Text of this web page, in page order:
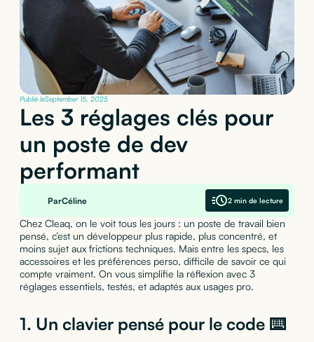
Publié leSeptember 15, 2025
Les 3 réglages clés pour
un poste de dev
performant
ParCéline 2 min de lecture
Chez Cleaq, on le voit tous les jours : un poste de travail bien
pensé, c’est un développeur plus rapide, plus concentré, et
moins sujet aux frictions techniques. Mais entre les specs, les
accessoires et les préférences perso, difficile de savoir ce qui
compte vraiment. On vous simplifie la réflexion avec 3
réglages essentiels, testés, et adaptés aux usages pro.
1. Un clavier pensé pour le code ⌨️